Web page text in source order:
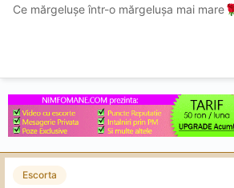
Ce mărgelușe într-o mărgelușa mai mare
Escorta